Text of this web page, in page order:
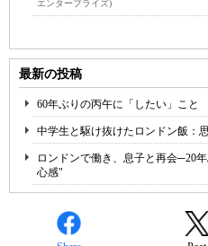
エンタープライズ)
最新の投稿
60年ぶりの丙午に「したい」こと
中学生と駆け抜けたロンドン飯：
ロンドンで働き、息子と再会─20
心感"